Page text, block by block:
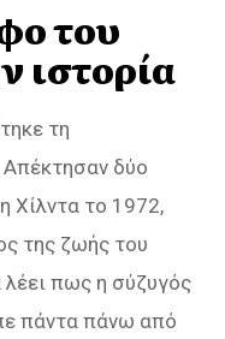
του
ιστορία
τη
Απέκτησαν δύο
Χίλντα το 1972,
της ζωής του
λέει πως η σύζυγός
πάντα πάνω από